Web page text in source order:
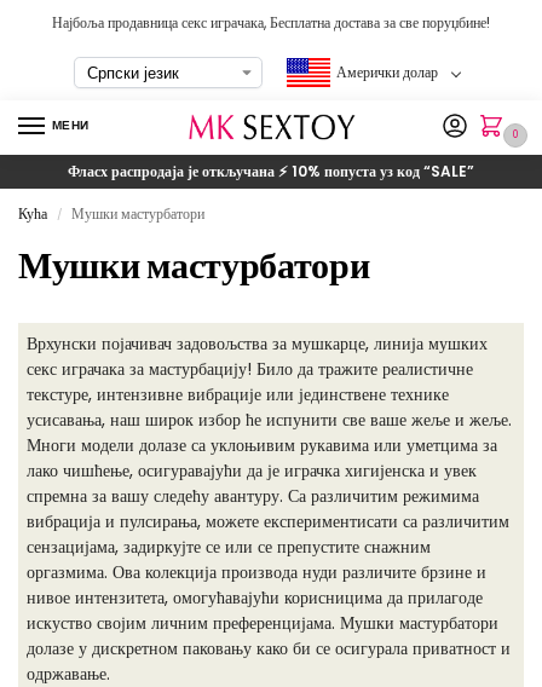
Најбоља продавница секс играчака, Бесплатна достава за све поруџбине!
Амерички долар
МЕНИ
0
Фласх распродаја је откључана ⚡ 10% попуста уз код“SALE”
Кућа / Мушки мастурбатори
Мушки мастурбатори
Врхунски појачивач задовољства за мушкарце, линија мушких
секс играчака за мастурбацију! Било да тражите реалистичне
текстуре, интензивне вибрације или јединствене технике
усисавања, наш широк избор ће испунити све ваше жеље и жеље.
Многи модели долазе са уклоњивим рукавима или уметцима за
лако чишћење, осигуравајући да је играчка хигијенска и увек
спремна за вашу следећу авантуру. Са различитим режимима
вибрација и пулсирања, можете експериментисати са различитим
сензацијама, задиркујте се или се препустите снажним
оргазмима. Ова колекција производа нуди различите брзине и
нивое интензитета, омогућавајући корисницима да прилагоде
искуство својим личним преференцијама. Мушки мастурбатори
долазе у дискретном паковању како би се осигурала приватност и
одржавање.